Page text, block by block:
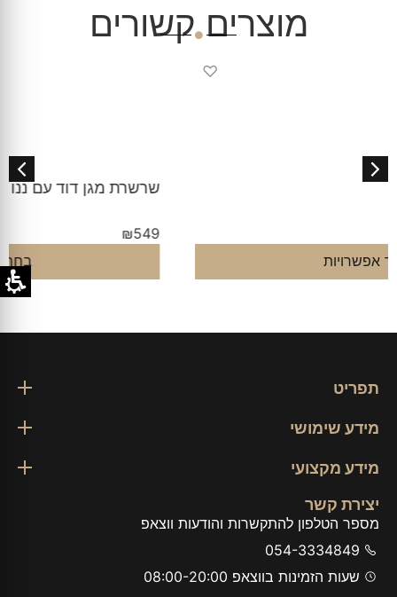
מוצרים קשורים
תפריט
מידע שימושי
מידע מקצועי
יצירת קשר
מספר הטלפון להתקשרות והודעות ווצאפ
054-3334849
שעות הזמינות בווצאפ 08:00-20:00